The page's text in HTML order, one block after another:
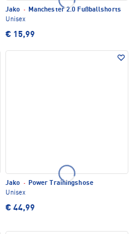
Jako · Manchester 2.0 Fußballshorts
Unisex
€ 15,99
Jako · Power Trainingshose
Unisex
€ 44,99